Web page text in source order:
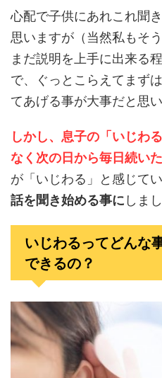
心配で子供にあれこれ聞
思いますが（当然私もそ
まだ説明を上手に出来る
で、ぐっとこらえてまず
てあげる事が大事だと思い
しかし、息子の「いじわ
なく次の日から毎日続いた
が「いじわる」と感じて
話を聞き始める事に しま
いじわるってどんな
できるの？